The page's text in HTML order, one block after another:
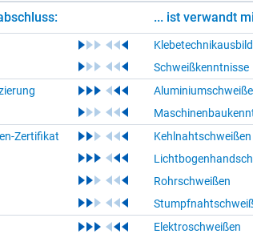
... ist verwandt
Schweißkenntnisse
Zertifikat
Kehlnahtschweißen
Rohrschweißen
Elektroschweißen